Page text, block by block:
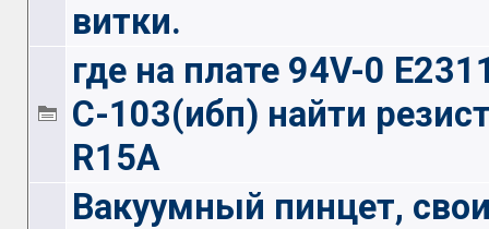
витки.
где на плате 94V-0
C-103(ибп) найти
R15A
Вакуумный пинцет,